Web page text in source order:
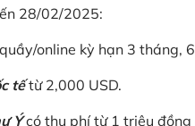
28/02/2025:
online kỳ hạn 3 tháng,
tếtừ 2,000 USD.
Ýcó thu phí từ 1 triệu đồng